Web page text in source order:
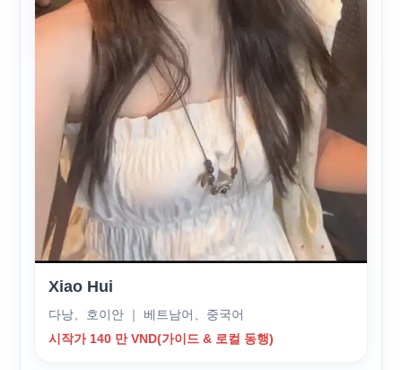
Xiao Hui
다낭、호이안 ｜ 베트남어、중국어
시작가 140 만 VND(가이드 & 로컬 동행)